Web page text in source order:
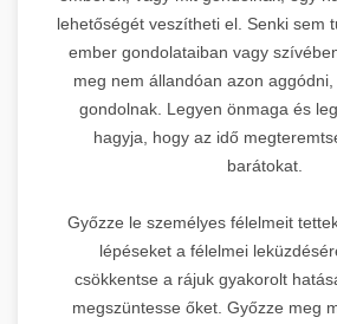
lehetőségét veszítheti el. Senki sem
ember gondolataiban vagy
meg nem állandóan azon
gondolnak. Legyen önmaga és
hagyja, hogy az idő
barátokat.
Győzze le személyes félelmeit
lépéseket a félelmei
csökkentse a rájuk gyakorolt
megszüntesse őket. Győzze meg